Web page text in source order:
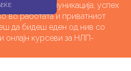
ниво на комуникација, успех
во работата и приватниот
да бидеш еден од нив со
онлајн курсеви за НЛП-